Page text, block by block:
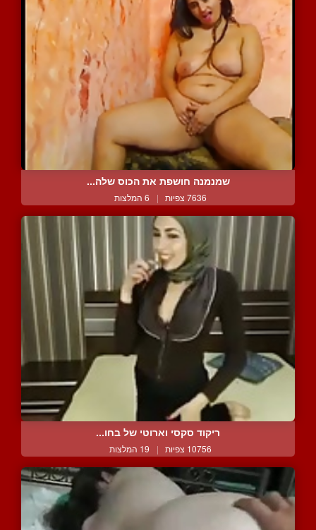
שמנמנה חושפת את הכוס שלה...
7636 צפיות | 6 המלצות
ריקוד סקסי וארוטי של בחו...
10756 צפיות | 19 המלצות